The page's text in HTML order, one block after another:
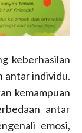
keberhasilan
antar individu.
kemampuan
antar
emosi,